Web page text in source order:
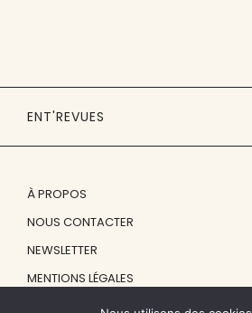
ENT'REVUES
À PROPOS
NOUS CONTACTER
NEWSLETTER
MENTIONS LÉGALES